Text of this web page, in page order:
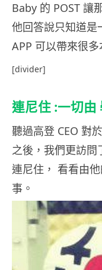
Baby 的 POST 讓
他回答說只知道是
APP 可以帶來很
[divider]
連尼住 :一切
聽過高登 CEO 對
之後，我們更訪問
連尼住， 看看由
事。